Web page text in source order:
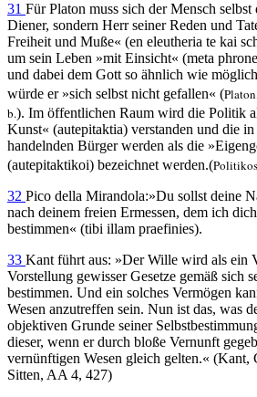
31 Für Platon muss sich der Mensch
Diener, sondern Herr seiner Reden und
Freiheit und Muße« (en eleutheria te kai
um sein Leben »mit Einsicht« (meta
und dabei dem Gott so ähnlich wie
würde er »sich selbst nicht gefallen« (
b.). Im öffentlichen Raum wird die Politik
Kunst« (autepitaktia) verstanden und die
handelnden Bürger werden als die
(autepitaktikoi) bezeichnet werden.(
32 Pico della Mirandola:»Du sollst deine
nach deinem freien Ermessen, dem ich
bestimmen« (tibi illam praefinies).
33 Kant führt aus: »Der Wille wird als ein
Vorstellung gewisser Gesetze gemäß sich
bestimmen. Und ein solches Vermögen
Wesen anzutreffen sein. Nun ist das, was
objektiven Grunde seiner
dieser, wenn er durch bloße Vernunft
vernünftigen Wesen gleich gelten.« (Kant,
Sitten, AA 4, 427)